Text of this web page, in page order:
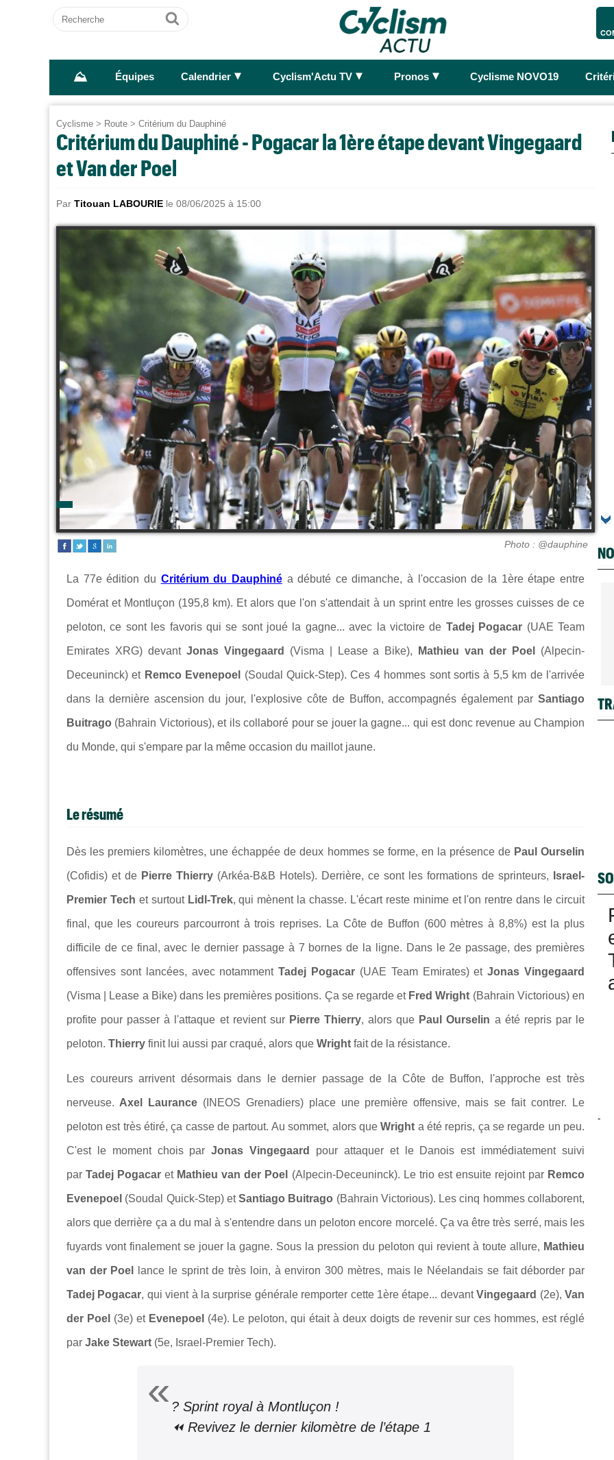
Recherche
Ok
⛰ Équipes Calendrier ► Cyclism'Actu TV ► Pronos ► Cyclisme NOVO19
Cyclisme > Route > Critérium du Dauphiné
Critérium du Dauphiné - Pogacar la 1ère étape devant Vingegaard
et Van der Poel
Par Titouan LABOURIE le 08/06/2025 à 15:00
Photo : @dauphine
La 77e édition du Critérium du Dauphinéa débuté ce dimanche, à l'occasion de la 1ère étape entre
Domérat et Montluçon (195,8 km). Et alors que l'on s'attendait à un sprint entre les grosses cuisses de ce
peloton, ce sont les favoris qui se sont joué la gagne... avec la victoire de Tadej Pogacar (UAE Team
Emirates XRG) devant Jonas Vingegaard (Visma | Lease a Bike), Mathieu van der Poel (Alpecin-
Deceuninck) et Remco Evenepoel (Soudal Quick-Step). Ces 4 hommes sont sortis à 5,5 km de l'arrivée
dans la dernière ascension du jour, l'explosive côte de Buffon, accompagnés également parSantiago
Buitrago (Bahrain Victorious), et ils collaboré pour se jouer la gagne... qui est donc revenue au Champion
du Monde, qui s'empare par la même occasion du maillot jaune.
Le résumé
Dès les premiers kilomètres, une échappée de deux hommes se forme, en la présence dePaul Ourselin
(Cofidis) et de Pierre Thierry (Arkéa-B&B Hotels). Derrière, ce sont les formations de sprinteurs, Israel-
Premier Tech et surtoutLidl-Trek, qui mènent la chasse. L'écart reste minime et l'on rentre dans le circuit
final, que les coureurs parcourront à trois reprises. La Côte de Buffon (600 mètres à 8,8%) est la plus
difficile de ce final, avec le dernier passage à 7 bornes de la ligne. Dans le 2e passage, des premières
offensives sont lancées, avec notammentTadej Pogacar (UAE Team Emirates) etJonas Vingegaard
(Visma | Lease a Bike) dans les premières positions. Ça se regarde et Fred Wright (Bahrain Victorious) en
profite pour passer à l'attaque et revient sur Pierre Thierry, alors que Paul Ourselin a été repris par le
peloton. Thierry finit lui aussi par craqué, alors que Wright fait de la résistance.
Les coureurs arrivent désormais dans le dernier passage de la Côte de Buffon, l'approche est très
nerveuse. Axel Laurance (INEOS Grenadiers) place une première offensive, mais se fait contrer. Le
peloton est très étiré, ça casse de partout. Au sommet, alors queWright a été repris, ça se regarde un peu.
C'est le moment chois parJonas Vingegaard pour attaquer et le Danois est immédiatement suivi
parTadej Pogacar et Mathieu van der Poel (Alpecin-Deceuninck). Le trio est ensuite rejoint par Remco
Evenepoel (Soudal Quick-Step) etSantiago Buitrago (Bahrain Victorious). Les cinq hommes collaborent,
alors que derrière ça a du mal à s'entendre dans un peloton encore morcelé. Ça va être très serré, mais les
fuyards vont finalement se jouer la gagne. Sous la pression du peloton qui revient à toute allure, Mathieu
van der Poel lance le sprint de très loin, à environ 300 mètres, mais le Néelandais se fait déborder par
Tadej Pogacar, qui vient à la surprise générale remporter cette 1ère étape... devantVingegaard (2e),Van
der Poel (3e) et Evenepoel (4e). Le peloton, qui était à deux doigts de revenir sur ces hommes, est réglé
par Jake Stewart (5e, Israel-Premier Tech).
? Sprint royal à Montluçon !
⏪ Revivez le dernier kilomètre de l’étape 1
-